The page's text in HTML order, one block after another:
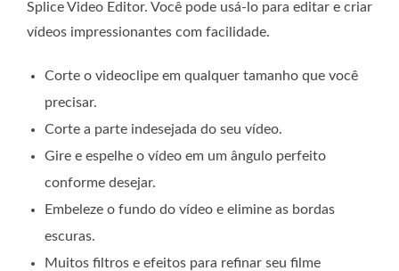
Splice Video Editor. Você pode usá-lo para editar e criar
vídeos impressionantes com facilidade.
Corte o videoclipe em qualquer tamanho que você
precisar.
Corte a parte indesejada do seu vídeo.
Gire e espelhe o vídeo em um ângulo perfeito
conforme desejar.
Embeleze o fundo do vídeo e elimine as bordas
escuras.
Muitos filtros e efeitos para refinar seu filme